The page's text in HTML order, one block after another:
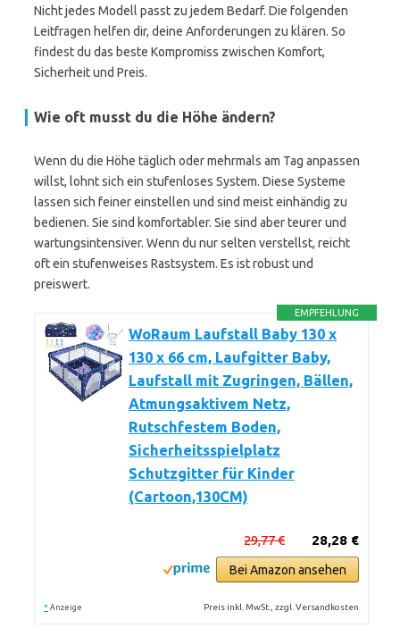
Nicht jedes Modell passt zu jedem Bedarf. Die folgenden
Leitfragen helfen dir, deine Anforderungen zu klären. So
findest du das beste Kompromiss zwischen Komfort,
Sicherheit und Preis.
Wie oft musst du die Höhe ändern?
Wenn du die Höhe täglich oder mehrmals am Tag anpassen
willst, lohnt sich ein stufenloses System. Diese Systeme
lassen sich feiner einstellen und sind meist einhändig zu
bedienen. Sie sind komfortabler. Sie sind aber teurer und
wartungsintensiver. Wenn du nur selten verstellst, reicht
oft ein stufenweises Rastsystem. Es ist robust und
preiswert.
EMPFEHLUNG
WoRaum Laufstall Baby 130 x
130 x 66 cm, Laufgitter Baby,
Laufstall mit Zugringen, Bällen,
Atmungsaktivem Netz,
Rutschfestem Boden,
Sicherheitsspielplatz
Schutzgitter für Kinder
(Cartoon,130CM)
28,28 €
29,77 €
Bei Amazon ansehen
* Anzeige Preis inkl. MwSt., zzgl. Versandkosten